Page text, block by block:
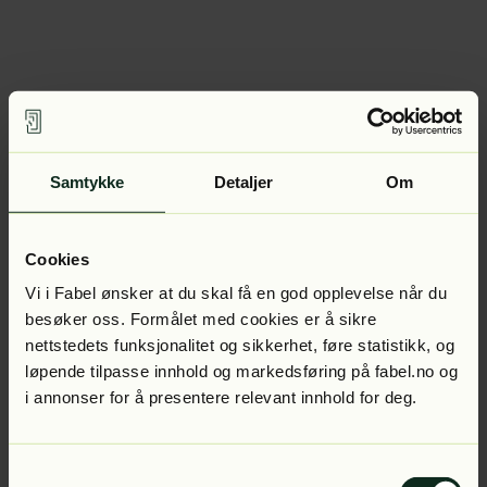
Samtykke Detaljer Om
Cookies
Vi i Fabel ønsker at du skal få en god opplevelse når du
besøker oss. Formålet med cookies er å sikre
nettstedets funksjonalitet og sikkerhet, føre statistikk, og
løpende tilpasse innhold og markedsføring på fabel.no og
i annonser for å presentere relevant innhold for deg.